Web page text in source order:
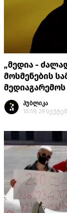
„მედია -
მოსმენების
მედიაგარემოს
პუბლიკა
10:59, 29